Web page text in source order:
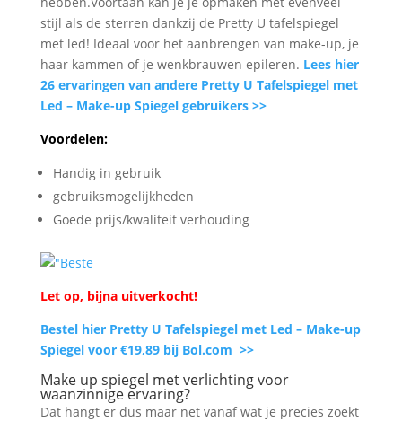
stijl als de sterren dankzij de Pretty U tafelspiegel
met led! Ideaal voor het aanbrengen van make-up, je
haar kammen of je wenkbrauwen epileren. Lees hier
26 ervaringen van andere Pretty U Tafelspiegel met
Led – Make-up Spiegel gebruikers >>
Voordelen:
Handig in gebruik
gebruiksmogelijkheden
Goede prijs/kwaliteit verhouding
Let op, bijna uitverkocht!
Bestel hier Pretty U Tafelspiegel met Led – Make-up
Spiegel voor €19,89 bij Bol.com >>
Make up spiegel met verlichting voor
waanzinnige ervaring?
Dat hangt er dus maar net vanaf wat je precies zoekt